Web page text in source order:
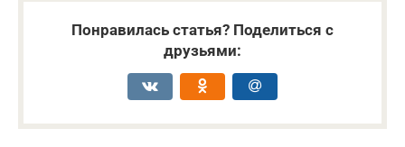
Понравилась статья? Поделиться с
друзьями: